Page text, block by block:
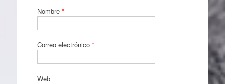
Nombre *
Correo electrónico *
Web